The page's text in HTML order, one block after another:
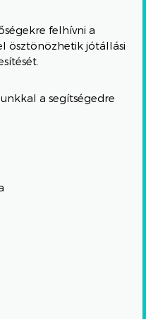
felhívni a
ösztönözhetik jótállási
a segítségedre